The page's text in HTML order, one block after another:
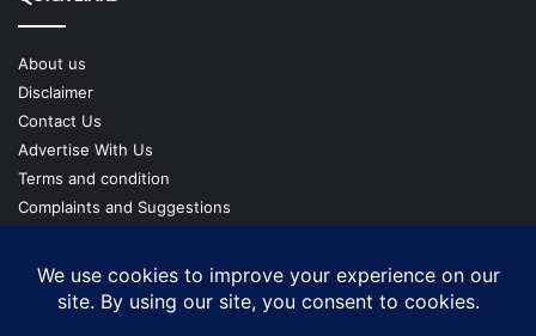
About us
Disclaimer
Contact Us
Advertise With Us
Terms and condition
Complaints and Suggestions
Our Team